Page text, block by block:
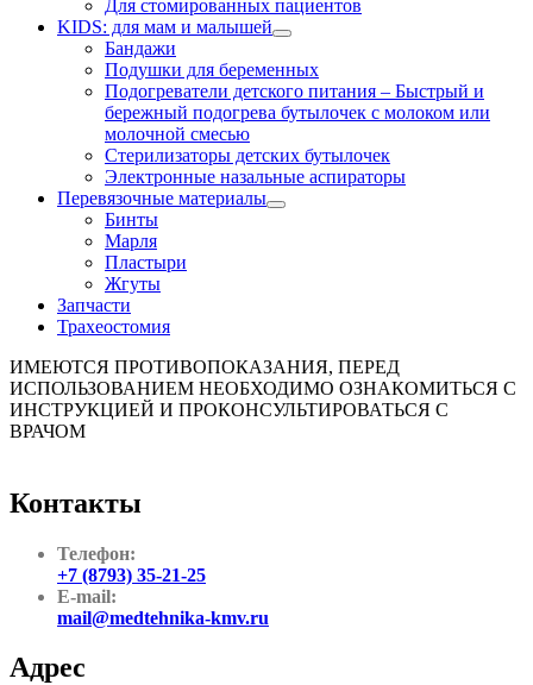
Для стомированных пациентов
KIDS: для мам и малышей
Бандажи
Подушки для беременных
Подогреватели детского питания – Быстрый и
бережный подогрева бутылочек с молоком или
молочной смесью
Стерилизаторы детских бутылочек
Электронные назальные аспираторы
Перевязочные материалы
Бинты
Марля
Пластыри
Жгуты
Запчасти
Трахеостомия
ИМЕЮТСЯ ПРОТИВОПОКАЗАНИЯ, ПЕРЕД
ИСПОЛЬЗОВАНИЕМ НЕОБХОДИМО ОЗНАКОМИТЬСЯ С
ИНСТРУКЦИЕЙ И ПРОКОНСУЛЬТИРОВАТЬСЯ С
ВРАЧОМ
Контакты
Телефон:
+7 (8793) 35-21-25
E-mail:
mail@medtehnika-kmv.ru
Адрес